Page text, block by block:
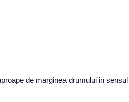
de marginea drumului in